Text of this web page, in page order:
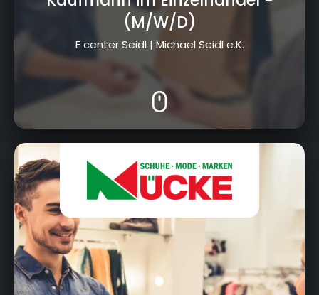
(M/W/D)
E center Seidl | Michael Seidl e.K.